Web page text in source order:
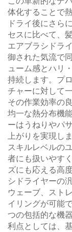
体化することで
ドライ後にさら
セスに比べて、
エアブラシドラ
御された気流で
ューム感とハリ
持続します。プ
チャーに対して
その作業効率の
均一な熱分布機
ーはうねりやパ
上がりを実現し
スキルレベルの
者にも扱いやす
ズにも応える高
シドライヤーの
ウェーブ、スト
イリングが可能
つの包括的な機
利点としては、